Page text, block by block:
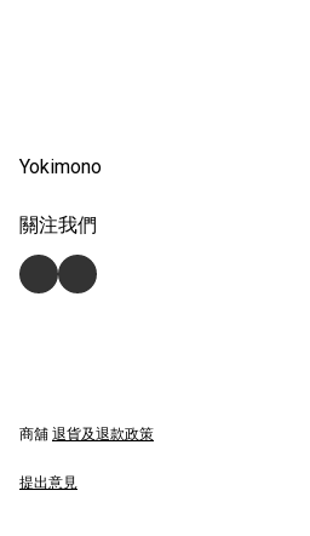
Yokimono
關注我們
商舖 退貨及退款政策
提出意見